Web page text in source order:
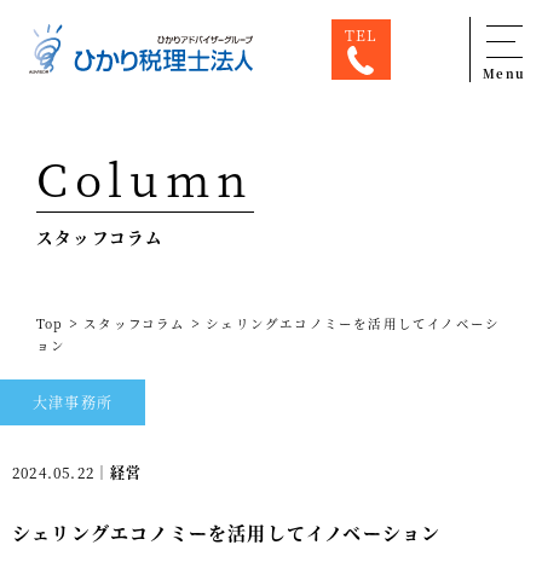
TEL
Menu
専門家一覧
ひかり税理士法人について
サービス
出版物
コラム
Column
スタッフコラム
Top > スタッフコラム > シェリングエコノミーを活用してイノベーシ
ョン
大津事務所
2024.05.22｜経営
シェリングエコノミーを活用してイノベーション